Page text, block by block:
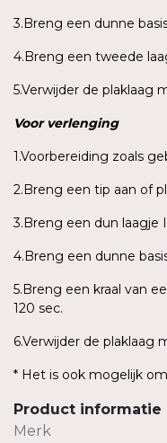
3.Breng een dunne
4.Breng een tweede
5.Verwijder de plaklaag
Voor verlenging
1.Voorbereiding zoals
2.Breng een tip aan of
3.Breng een dun laagje
4.Breng een dunne
5.Breng een kraal van
120 sec.
6.Verwijder de plaklaag
* Het is ook mogelijk
Product informatie
Merk